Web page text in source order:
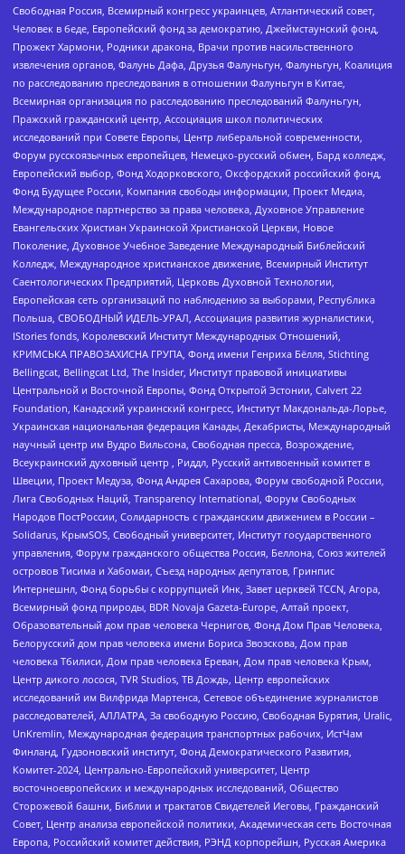
Свободная Россия, Всемирный конгресс украинцев, Атлантический совет,
Человек в беде, Европейский фонд за демократию, Джеймстаунский фонд,
Прожект Хармони, Родники дракона, Врачи против насильственного
извлечения органов, Фалунь Дафа, Друзья Фалуньгун, Фалуньгун, Коалиция
по расследованию преследования в отношении Фалуньгун в Китае,
Всемирная организация по расследованию преследований Фалуньгун,
Пражский гражданский центр, Ассоциация школ политических
исследований при Совете Европы, Центр либеральной современности,
Форум русскоязычных европейцев, Немецко-русский обмен, Бард колледж,
Европейский выбор, Фонд Ходорковского, Оксфордский российский фонд,
Фонд Будущее России, Компания свободы информации, Проект Медиа,
Международное партнерство за права человека, Духовное Управление
Евангельских Христиан Украинской Христианской Церкви, Новое
Поколение, Духовное Учебное Заведение Международный Библейский
Колледж, Международное христианское движение, Всемирный Институт
Саентологических Предприятий, Церковь Духовной Технологии,
Европейская сеть организаций по наблюдению за выборами, Республика
Польша, СВОБОДНЫЙ ИДЕЛЬ-УРАЛ, Ассоциация развития журналистики,
IStories fonds, Королевский Институт Международных Отношений,
КРИМСЬКА ПРАВОЗАХИСНА ГРУПА, Фонд имени Генриха Бёлля, Stichting
Bellingcat, Bellingcat Ltd, The Insider, Институт правовой инициативы
Центральной и Восточной Европы, Фонд Открытой Эстонии, Calvert 22
Foundation, Канадский украинский конгресс, Институт Макдональда-Лорье,
Украинская национальная федерация Канады, Декабристы, Международный
научный центр им Вудро Вильсона, Свободная пресса, Возрождение,
Всеукраинский духовный центр , Риддл, Русский антивоенный комитет в
Швеции, Проект Медуза, Фонд Андрея Сахарова, Форум свободной России,
Лига Свободных Наций, Transparеncy International, Форум Свободных
Народов ПостРоссии, Солидарность с гражданским движением в России –
Solidarus, КрымSOS, Свободный университет, Институт государственного
управления, Форум гражданского общества Россия, Беллона, Союз жителей
островов Тисима и Хабомаи, Съезд народных депутатов, Гринпис
Интернешнл, Фонд борьбы с коррупцией Инк, Завет церквей TCCN, Агора,
Всемирный фонд природы, BDR Novaja Gazeta-Europe, Алтай проект,
Образовательный дом прав человека Чернигов, Фонд Дом Прав Человека,
Белорусский дом прав человека имени Бориса Звозскова, Дом прав
человека Тбилиси, Дом прав человека Ереван, Дом прав человека Крым,
Центр дикого лосося, TVR Studios, ТВ Дождь, Центр европейских
исследований им Вилфрида Мартенса, Сетевое объединение журналистов
расследователей, АЛЛАТРА, За свободную Россию, Свободная Бурятия, Uralic,
UnKremlin, Международная федерация транспортных рабочих, ИстЧам
Финланд, Гудзоновский институт, Фонд Демократического Развития,
Комитет-2024, Центрально-Европейский университет, Центр
восточноевропейских и международных исследований, Общество
Сторожевой башни, Библии и трактатов Свидетелей Иеговы, Гражданский
Совет, Центр анализа европейской политики, Академическая сеть Восточная
Европа, Российский комитет действия, РЭНД корпорейшн, Русская Америка